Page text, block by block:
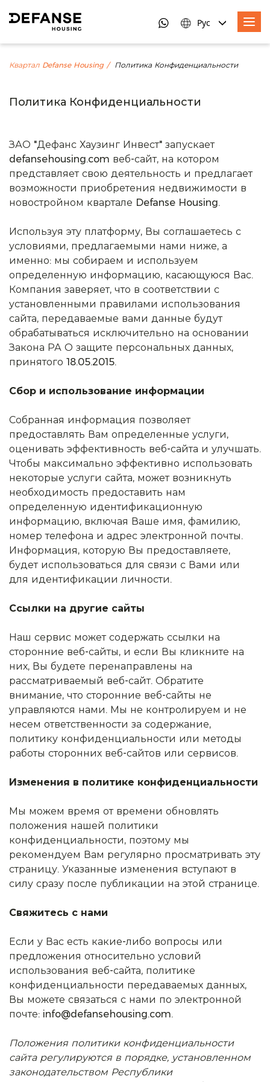
Рус
Квартал Defanse Housing Политика Конфиденциальности
Политика Конфиденциальности
ЗАО "Дефанс Хаузинг Инвест" запускает
defansehousing.com веб-сайт, на котором
представляет свою деятельность и предлагает
возможности приобретения недвижимости в
новостройном квартале Defanse Housing.
Используя эту платформу, Вы соглашаетесь с
условиями, предлагаемыми нами ниже, а
именно: мы собираем и используем
определенную информацию, касающуюся Вас.
Компания заверяет, что в соответствии с
установленными правилами использования
сайта, передаваемые вами данные будут
обрабатываться исключительно на основании
Закона РА О защите персональных данных,
принятого 18.05.2015.
Сбор и использование информации
Собранная информация позволяет
предоставлять Вам определенные услуги,
оценивать эффективность веб-сайта и улучшать.
Чтобы максимально эффективно использовать
некоторые услуги сайта, может возникнуть
необходимость предоставить нам
определенную идентификационную
информацию, включая Ваше имя, фамилию,
номер телефона и адрес электронной почты.
Информация, которую Вы предоставляете,
будет использоваться для связи с Вами или
для идентификации личности.
Ссылки на другие сайты
Наш сервис может содержать ссылки на
сторонние веб-сайты, и если Вы кликните на
них, Вы будете перенаправлены на
рассматриваемый веб-сайт. Обратите
внимание, что сторонние веб-сайты не
управляются нами. Мы не контролируем и не
несем ответственности за содержание,
политику конфиденциальности или методы
работы сторонних веб-сайтов или сервисов.
Изменения в политике конфиденциальности
Мы можем время от времени обновлять
положения нашей политики
конфиденциальности, поэтому мы
рекомендуем Вам регулярно просматривать эту
страницу. Указанные изменения вступают в
силу сразу после публикации на этой странице.
Свяжитесь с нами
Если у Вас есть какие-либо вопросы или
предложения относительно условий
использования веб-сайта, политике
конфиденциальности передаваемых данных,
Вы можете связаться с нами по электронной
почте: info@defansehousing.com.
Положения политики конфиденциальности
сайта регулируются в порядке, установленном
законодательством Республики